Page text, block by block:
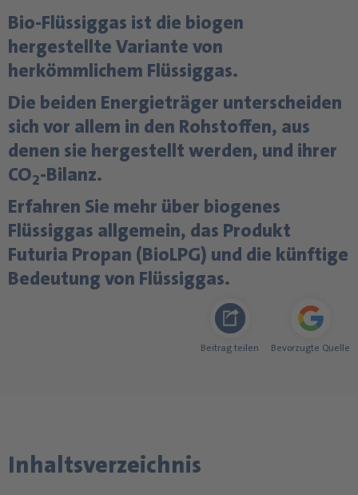
Bio-Flüssiggas ist die biogen
hergestellte Variante von
herkömmlichem Flüssiggas.
Die beiden Energieträger unterscheiden
sich vor allem in den Rohstoffen, aus
denen sie hergestellt werden, und ihrer
CO2-Bilanz.
Erfahren Sie mehr über biogenes
Flüssiggas allgemein, das Produkt
Futuria Propan (BioLPG) und die künftige
Bedeutung von Flüssiggas.
Beitrag teilen Bevorzugte Quelle
Inhaltsverzeichnis